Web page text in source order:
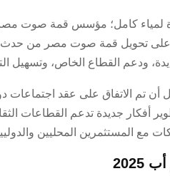
لمياء كامل؛ مؤسس قمة صوت مصر؛
تحويل قمة صوت مصر من حدث
ودعم القطاع الخاص،
أن تم الاتفاق على عقد اجتماعات
أفكار جديدة تدعم القطاعات
مع المستثمرين المحليين